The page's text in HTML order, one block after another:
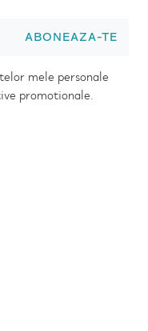
ABONEAZA-TE
mele personale
promotionale.